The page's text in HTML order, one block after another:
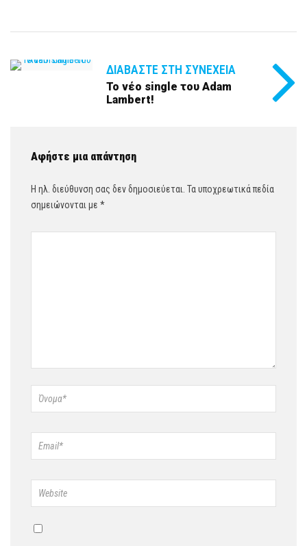
ΔΙΑΒΆΣΤΕ ΣΤΗ ΣΥΝΈΧΕΙΑ
Το νέο single του Adam
Lambert!
Αφήστε μια απάντηση
Η ηλ. διεύθυνση σας δεν δημοσιεύεται. Τα υποχρεωτικά πεδία
σημειώνονται με *